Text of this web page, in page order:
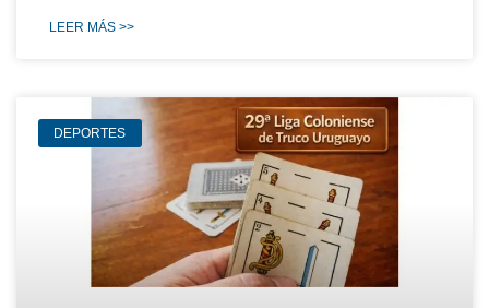
LEER MÁS >>
DEPORTES